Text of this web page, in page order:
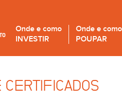
Onde e como
INVESTIR
Onde e como
POUPAR
CERTIFICADOS